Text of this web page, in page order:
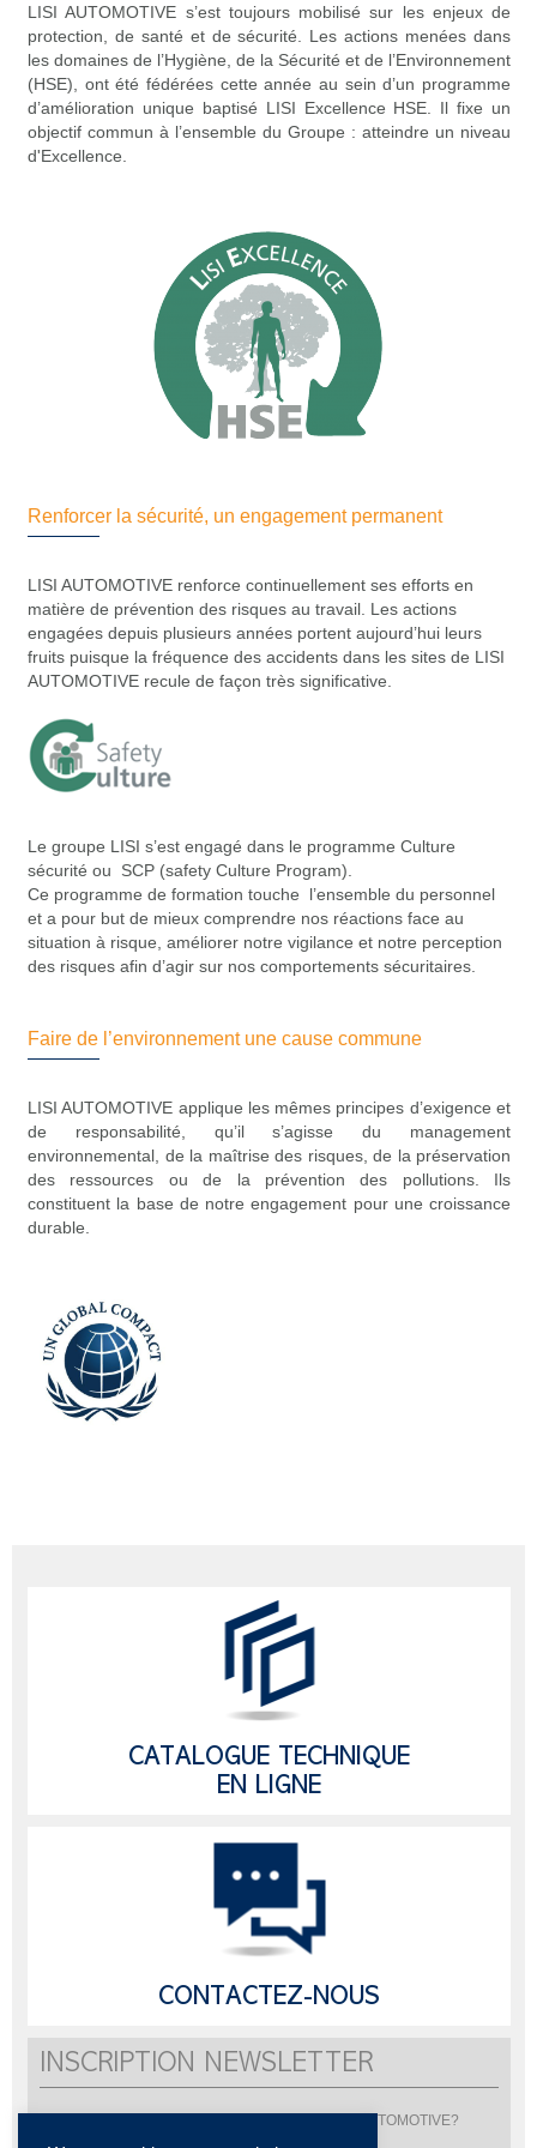
LISI AUTOMOTIVE s’est toujours mobilisé sur les enjeux de
protection, de santé et de sécurité. Les actions menées dans
les domaines de l’Hygiène, de la Sécurité et de l’Environnement
(HSE), ont été fédérées cette année au sein d’un programme
d’amélioration unique baptisé LISI Excellence HSE. Il fixe un
objectif commun à l’ensemble du Groupe : atteindre un niveau
d'Excellence.
Renforcer la sécurité, un engagement permanent
LISI AUTOMOTIVE renforce continuellement ses efforts en
matière de prévention des risques au travail. Les actions
engagées depuis plusieurs années portent aujourd’hui leurs
fruits puisque la fréquence des accidents dans les sites de LISI
AUTOMOTIVE recule de façon très significative.
Le groupe LISI s’est engagé dans le programme Culture
sécurité ou SCP (safety Culture Program).
Ce programme de formation touche l’ensemble du personnel
et a pour but de mieux comprendre nos réactions face au
situation à risque, améliorer notre vigilance et notre perception
des risques afin d’agir sur nos comportements sécuritaires.
Faire de l’environnement une cause commune
LISI AUTOMOTIVE applique les mêmes principes d’exigence et
de responsabilité, qu’il s’agisse du management
environnemental, de la maîtrise des risques, de la préservation
des ressources ou de la prévention des pollutions. Ils
constituent la base de notre engagement pour une croissance
durable.
CATALOGUE TECHNIQUE
EN LIGNE
CONTACTEZ-NOUS
INSCRIPTION NEWSLETTER
Vous souhaitez être informé de l'actualité de LISI AUTOMOTIVE?
Inscrivez-vous pour recevoir notre newsletter